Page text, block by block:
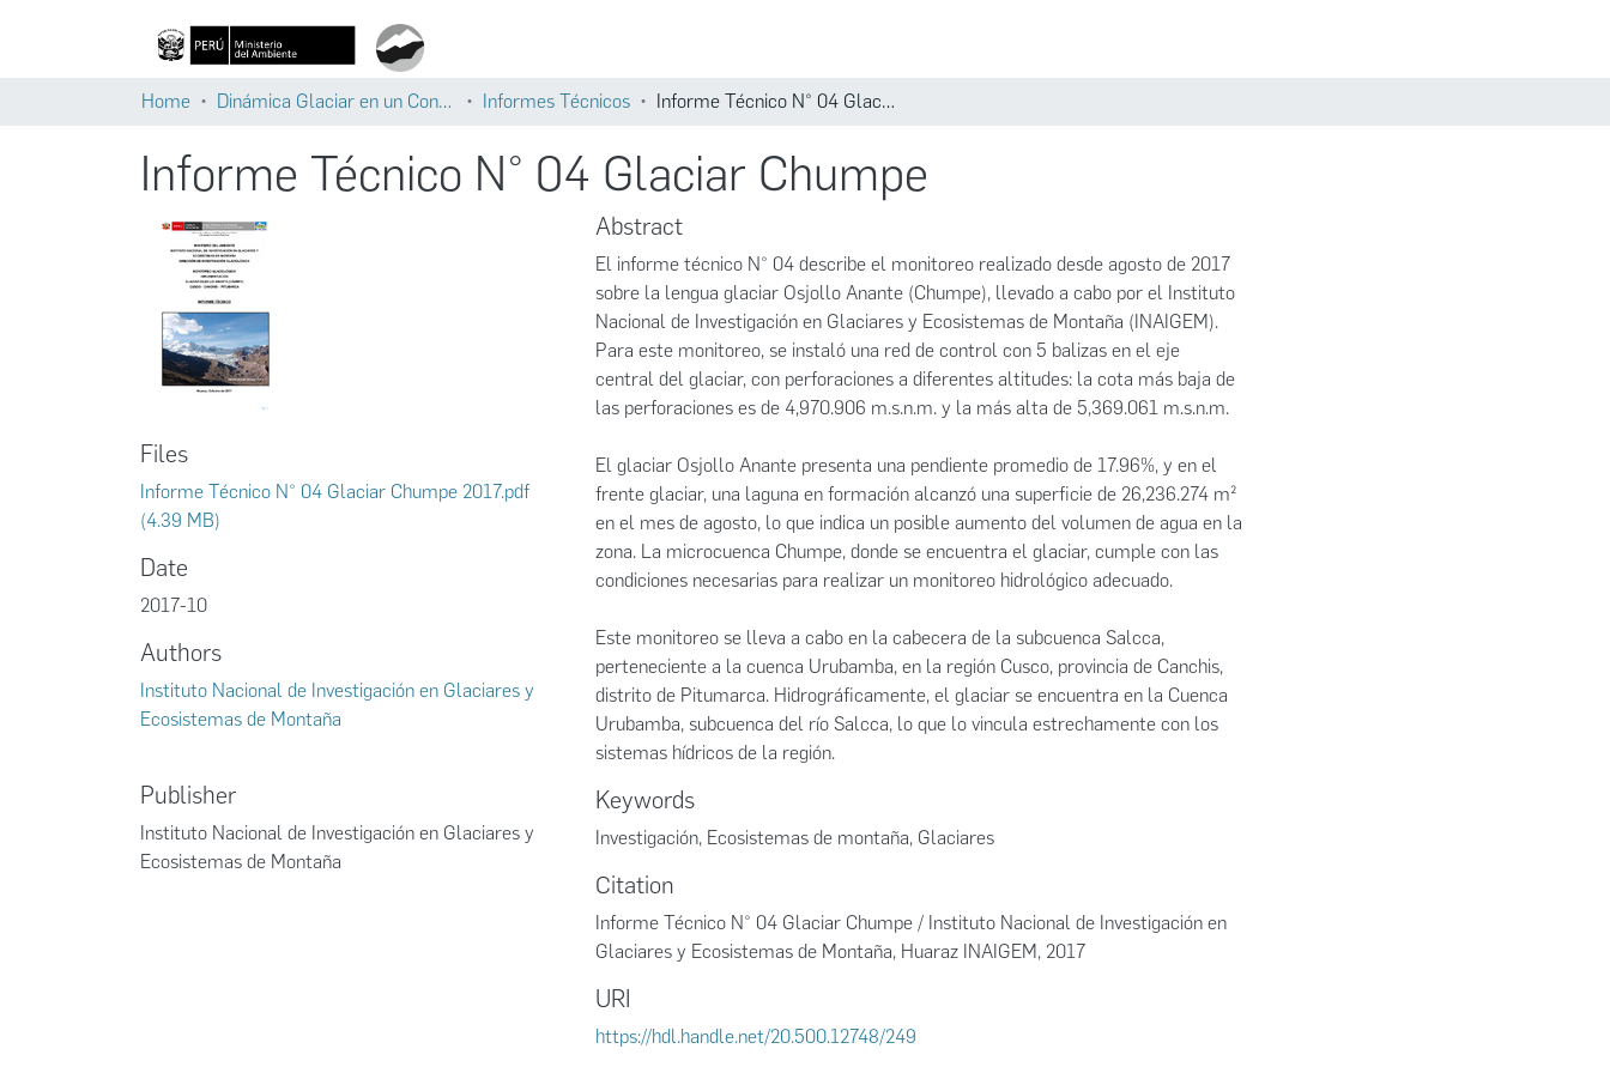
Home Dinámica Glaciar en un Contexto de Cambio Climático Informes Técnicos Informe Técnico N° 04 Glaciar Chumpe
Informe Técnico N° 04 Glaciar Chumpe
Files
Informe Técnico N° 04 Glaciar Chumpe 2017.pdf
(4.39 MB)
Date
2017-10
Authors
Instituto Nacional de Investigación en Glaciares y
Ecosistemas de Montaña
Publisher
Instituto Nacional de Investigación en Glaciares y
Ecosistemas de Montaña
Abstract
El informe técnico N° 04 describe el monitoreo realizado desde agosto de 2017
sobre la lengua glaciar Osjollo Anante (Chumpe), llevado a cabo por el Instituto
Nacional de Investigación en Glaciares y Ecosistemas de Montaña (INAIGEM).
Para este monitoreo, se instaló una red de control con 5 balizas en el eje
central del glaciar, con perforaciones a diferentes altitudes: la cota más baja de
las perforaciones es de 4,970.906 m.s.n.m. y la más alta de 5,369.061 m.s.n.m.
El glaciar Osjollo Anante presenta una pendiente promedio de 17.96%, y en el
frente glaciar, una laguna en formación alcanzó una superficie de 26,236.274 m²
en el mes de agosto, lo que indica un posible aumento del volumen de agua en la
zona. La microcuenca Chumpe, donde se encuentra el glaciar, cumple con las
condiciones necesarias para realizar un monitoreo hidrológico adecuado.
Este monitoreo se lleva a cabo en la cabecera de la subcuenca Salcca,
perteneciente a la cuenca Urubamba, en la región Cusco, provincia de Canchis,
distrito de Pitumarca. Hidrográficamente, el glaciar se encuentra en la Cuenca
Urubamba, subcuenca del río Salcca, lo que lo vincula estrechamente con los
sistemas hídricos de la región.
Keywords
Investigación, Ecosistemas de montaña, Glaciares
Citation
Informe Técnico N° 04 Glaciar Chumpe / Instituto Nacional de Investigación en
Glaciares y Ecosistemas de Montaña, Huaraz INAIGEM, 2017
URI
https://hdl.handle.net/20.500.12748/249